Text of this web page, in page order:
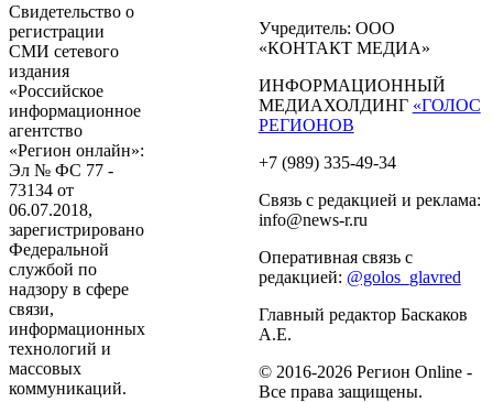
Свидетельство о
регистрации
СМИ сетевого
издания
«Российское
информационное
агентство
«Регион онлайн»:
Эл № ФС 77 -
73134 от
06.07.2018,
зарегистрировано
Федеральной
службой по
надзору в сфере
связи,
информационных
технологий и
массовых
коммуникаций.
Учредитель: ООО
«КОНТАКТ МЕДИА»
ИНФОРМАЦИОННЫЙ
МЕДИАХОЛДИНГ «ГОЛОС
РЕГИОНОВ
+7 (989) 335-49-34
Связь с редакцией и реклама:
info@news-r.ru
Оперативная связь с
редакцией: @golos_glavred
Главный редактор Баскаков
А.Е.
© 2016-2026 Регион Online -
Все права защищены.